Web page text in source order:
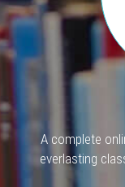
A complete
everlasting